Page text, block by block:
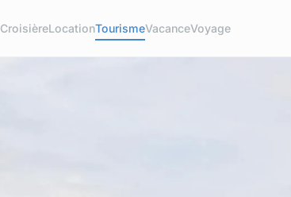
CroisièreLocationTourismeVacanceVoyage